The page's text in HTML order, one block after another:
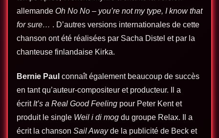
allemande Oh No No – you’re not my type, I know that
for sure… . D’autres versions internationales de cette
chanson ont été réalisées par Sacha Distel et par la
chanteuse finlandaise Kirka.
Bernie Paul connaît également beaucoup de succès
en tant qu’auteur-compositeur et producteur. Il a
écrit It’s a Real Good Feeling pour Peter Kent et
produit le single Weil i di mog du groupe Relax. Il a
écrit la chanson Sail Awayde la publicité de Beck et